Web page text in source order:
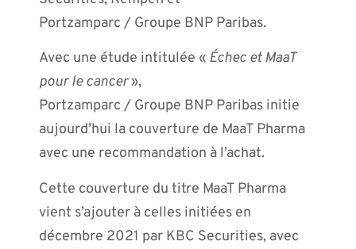
Portzamparc / Groupe BNP Paribas.
Avec une étude intitulée « Échec et MaaT
pour le cancer»,
Portzamparc / Groupe BNP Paribas initie
aujourd’hui la couverture de MaaT Pharma
avec une recommandation à l’achat.
Cette couverture du titre MaaT Pharma
vient s’ajouter à celles initiées en
décembre 2021 par KBC Securities, avec